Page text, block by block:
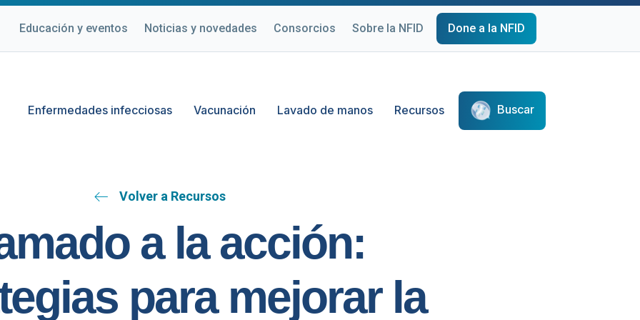
Educación y eventos Noticias y novedades Consorcios Sobre la NFID Done a la NFID
Enfermedades infecciosas Vacunación Lavado de manos Recursos Buscar
Volver a Recursos
a la acción:
para mejorar la